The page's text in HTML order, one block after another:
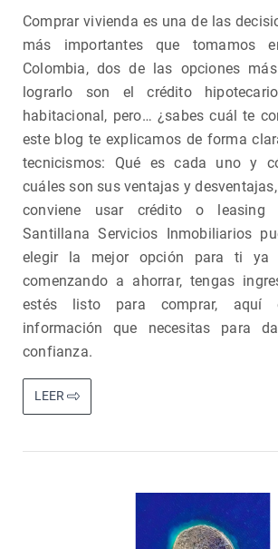
Comprar vivienda es una de las
más importantes que tomamos
Colombia, dos de las opciones
lograrlo son el crédito
habitacional, pero… ¿sabes cuál te
este blog te explicamos de forma
tecnicismos: Qué es cada uno y
cuáles son sus ventajas y
conviene usar crédito o leasing
Santillana Servicios Inmobiliarios
elegir la mejor opción para ti ya
comenzando a ahorrar, tengas
estés listo para comprar, aquí
información que necesitas para
confianza.
LEER